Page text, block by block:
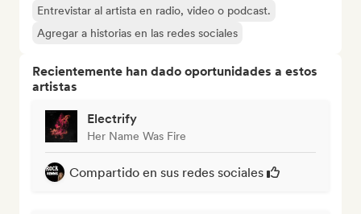
Entrevistar al artista en radio, video o podcast.
Agregar a historias en las redes sociales
Recientemente han dado oportunidades a estos
artistas
Electrify
Her Name Was Fire
Compartido en sus redes sociales